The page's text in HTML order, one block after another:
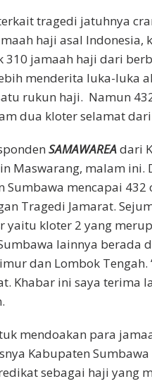
tragedi jatuhnya
haji asal Indonesia,
310 jamaah haji dari
menderita luka-luka
rukun haji. Namun
dua kloter selamat
SAMAWAREAdari
Maswarang, malam ini.
Sumbawa mencapai
Tragedi Jamarat.
kloter 2 yang
lainnya berada
dan Lombok
Khabar ini saya terima
mendoakan para
Kabupaten
sebagai haji yang